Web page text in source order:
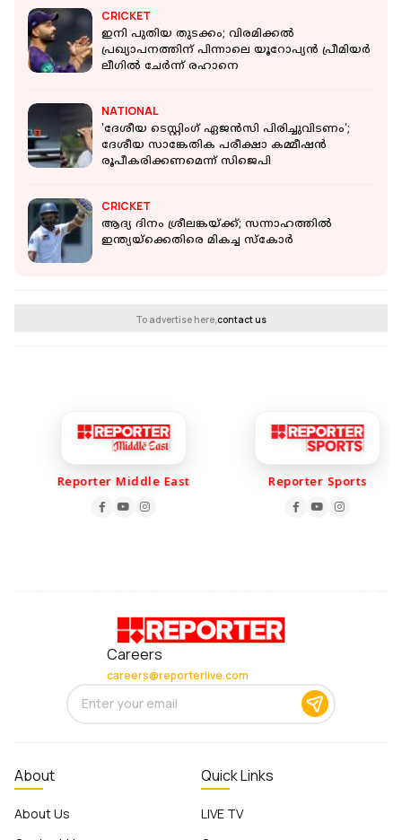
CRICKET
ഇനി പുതിയ തുടക്കം; വിരമിക്കൽ
പ്രഖ്യാപനത്തിന് പിന്നാലെ യൂറോപ്യൻ പ്രീമിയർ
ലീഗിൽ ചേർന്ന് രഹാനെ
NATIONAL
'ദേശീയ ടെസ്റ്റിംഗ് ഏജന്‍സി പിരിച്ചുവിടണം';
ദേശീയ സാങ്കേതിക പരീക്ഷാ കമ്മീഷന്‍
രൂപീകരിക്കണമെന്ന് സിജെപി
CRICKET
ആദ്യ ദിനം ശ്രീലങ്കയ്ക്ക്; സന്നാഹത്തിൽ
ഇന്ത്യയ്‌ക്കെതിരെ മികച്ച സ്കോർ
To advertise here,contact us
Reporter Middle East Reporter Sports
Careers
careers@reporterlive.com
About
About Us
Quick Links
LIVE TV